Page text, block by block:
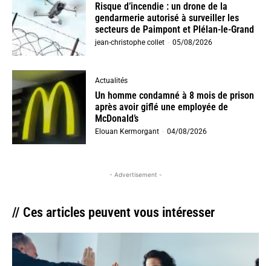
Risque d’incendie : un drone de la
gendarmerie autorisé à surveiller les
secteurs de Paimpont et Plélan-le-Grand
jean-christophe collet - 05/08/2026
Actualités
Un homme condamné à 8 mois de prison
après avoir giflé une employée de
McDonald’s
Elouan Kermorgant - 04/08/2026
- Advertisement -
// Ces articles peuvent vous intéresser